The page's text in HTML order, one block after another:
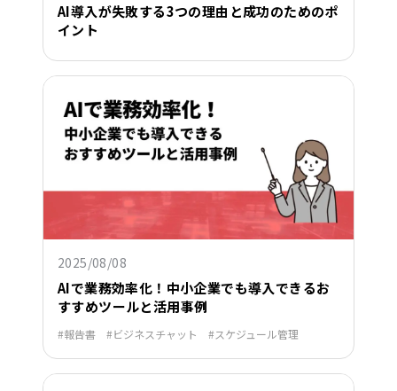
AI導入が失敗する3つの理由と成功のためのポ
イント
2025/08/08
AIで業務効率化！中小企業でも導入できるお
すすめツールと活用事例
報告書 ビジネスチャット スケジュール管理